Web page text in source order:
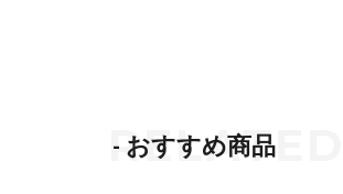
- おすすめ商品